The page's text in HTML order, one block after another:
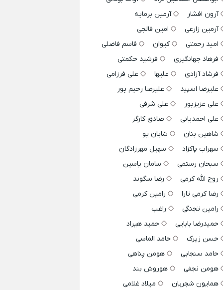
آرون افشار
آرمین برمایه
آرمین زارعی
امین فالجی
امید رحمتی
کیوان
قاسم فاضلی
فرهاد جهانگیری
فرشید حکمتی
فرشاد آزادی
علیها
علی فرزامی
علیرضا اسپید
علیرضا رحیم پور
علی عزیزپور
علی شرفی
علی احمدیانی
صادق کارگر
شاهین بنان
شایان یو
سهراب پاکزاد
سهیل مهرزادگان
سبحان رستمی
سامان یاسین
روح الله کرمی
رضا سگوند
رضا کرمی تارا
رامین کرمی
رامین تجنگی
راغب
حمیدرضا بابایی
حمید هیراد
حسن زیرک
حامد الماسی
حامد سنجابی
هومن پناهی
هومن نجفی
هوروش بند
همایون شجریان
میلاد غلامی